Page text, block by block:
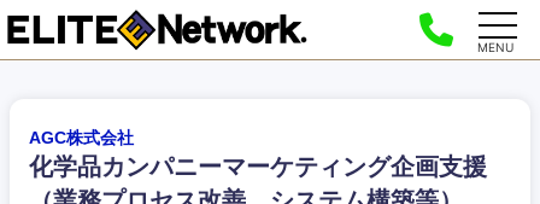
MENU
AGC株式会社
化学品カンパニーマーケティング企画支援